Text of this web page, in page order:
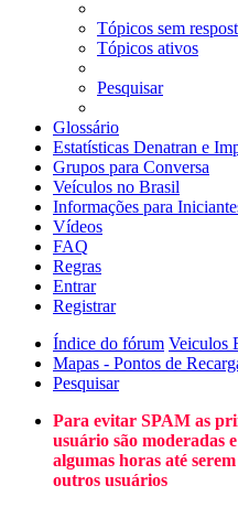
Tópicos sem
Tópicos ativos
Pesquisar
Glossário
Estatísticas Denatran e
Grupos para Conversa
Veículos no Brasil
Informações para
Vídeos
FAQ
Regras
Entrar
Registrar
Índice do fórum Veiculos
Mapas - Pontos de
Pesquisar
Para evitar SPAM as
usuário são moderadas
algumas horas até
outros usuários